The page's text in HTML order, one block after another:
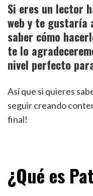
Si eres un lector
web y te gustaría
saber cómo
te lo
nivel perfecto
Así que si quieres
seguir creando
final!
¿Qué es